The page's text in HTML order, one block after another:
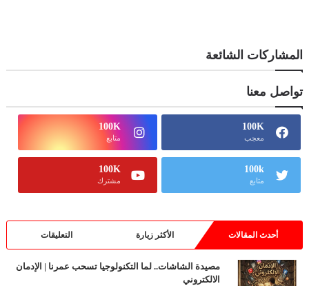
المشاركات الشائعة
تواصل معنا
100K
معجب
100K
متابع
100k
متابع
100K
مشترك
أحدث المقالات الأكثر زيارة التعليقات
مصيدة الشاشات.. لما التكنولوجيا تسحب عمرنا | الإدمان
الالكتروني